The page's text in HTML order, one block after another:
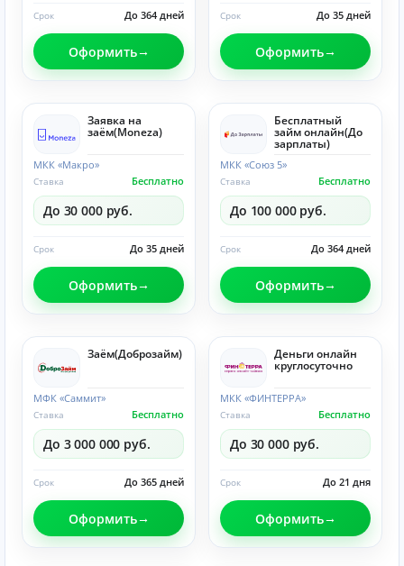
До 364 дней
Срок
Оформить
До 35 дней
Срок
Оформить
Заявка на
заём(Moneza)
МКК «Макро»
Бесплатно
Ставка
До 30 000 руб.
До 35 дней
Срок
Оформить
Бесплатный
займ онлайн(До
зарплаты)
МКК «Союз 5»
Бесплатно
Ставка
До 100 000 руб.
До 364 дней
Срок
Оформить
Заём(Доброзайм)
МФК «Саммит»
Бесплатно
Ставка
До 3 000 000 руб.
До 365 дней
Срок
Оформить
Деньги онлайн
круглосуточно
МКК «ФИНТЕРРА»
Бесплатно
Ставка
До 30 000 руб.
До 21 дня
Срок
Оформить